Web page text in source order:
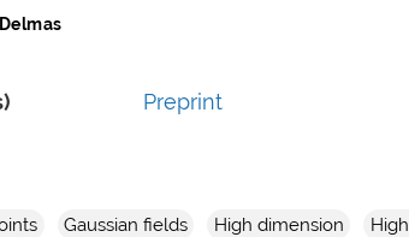
Preprint
Gaussian fields High dimension